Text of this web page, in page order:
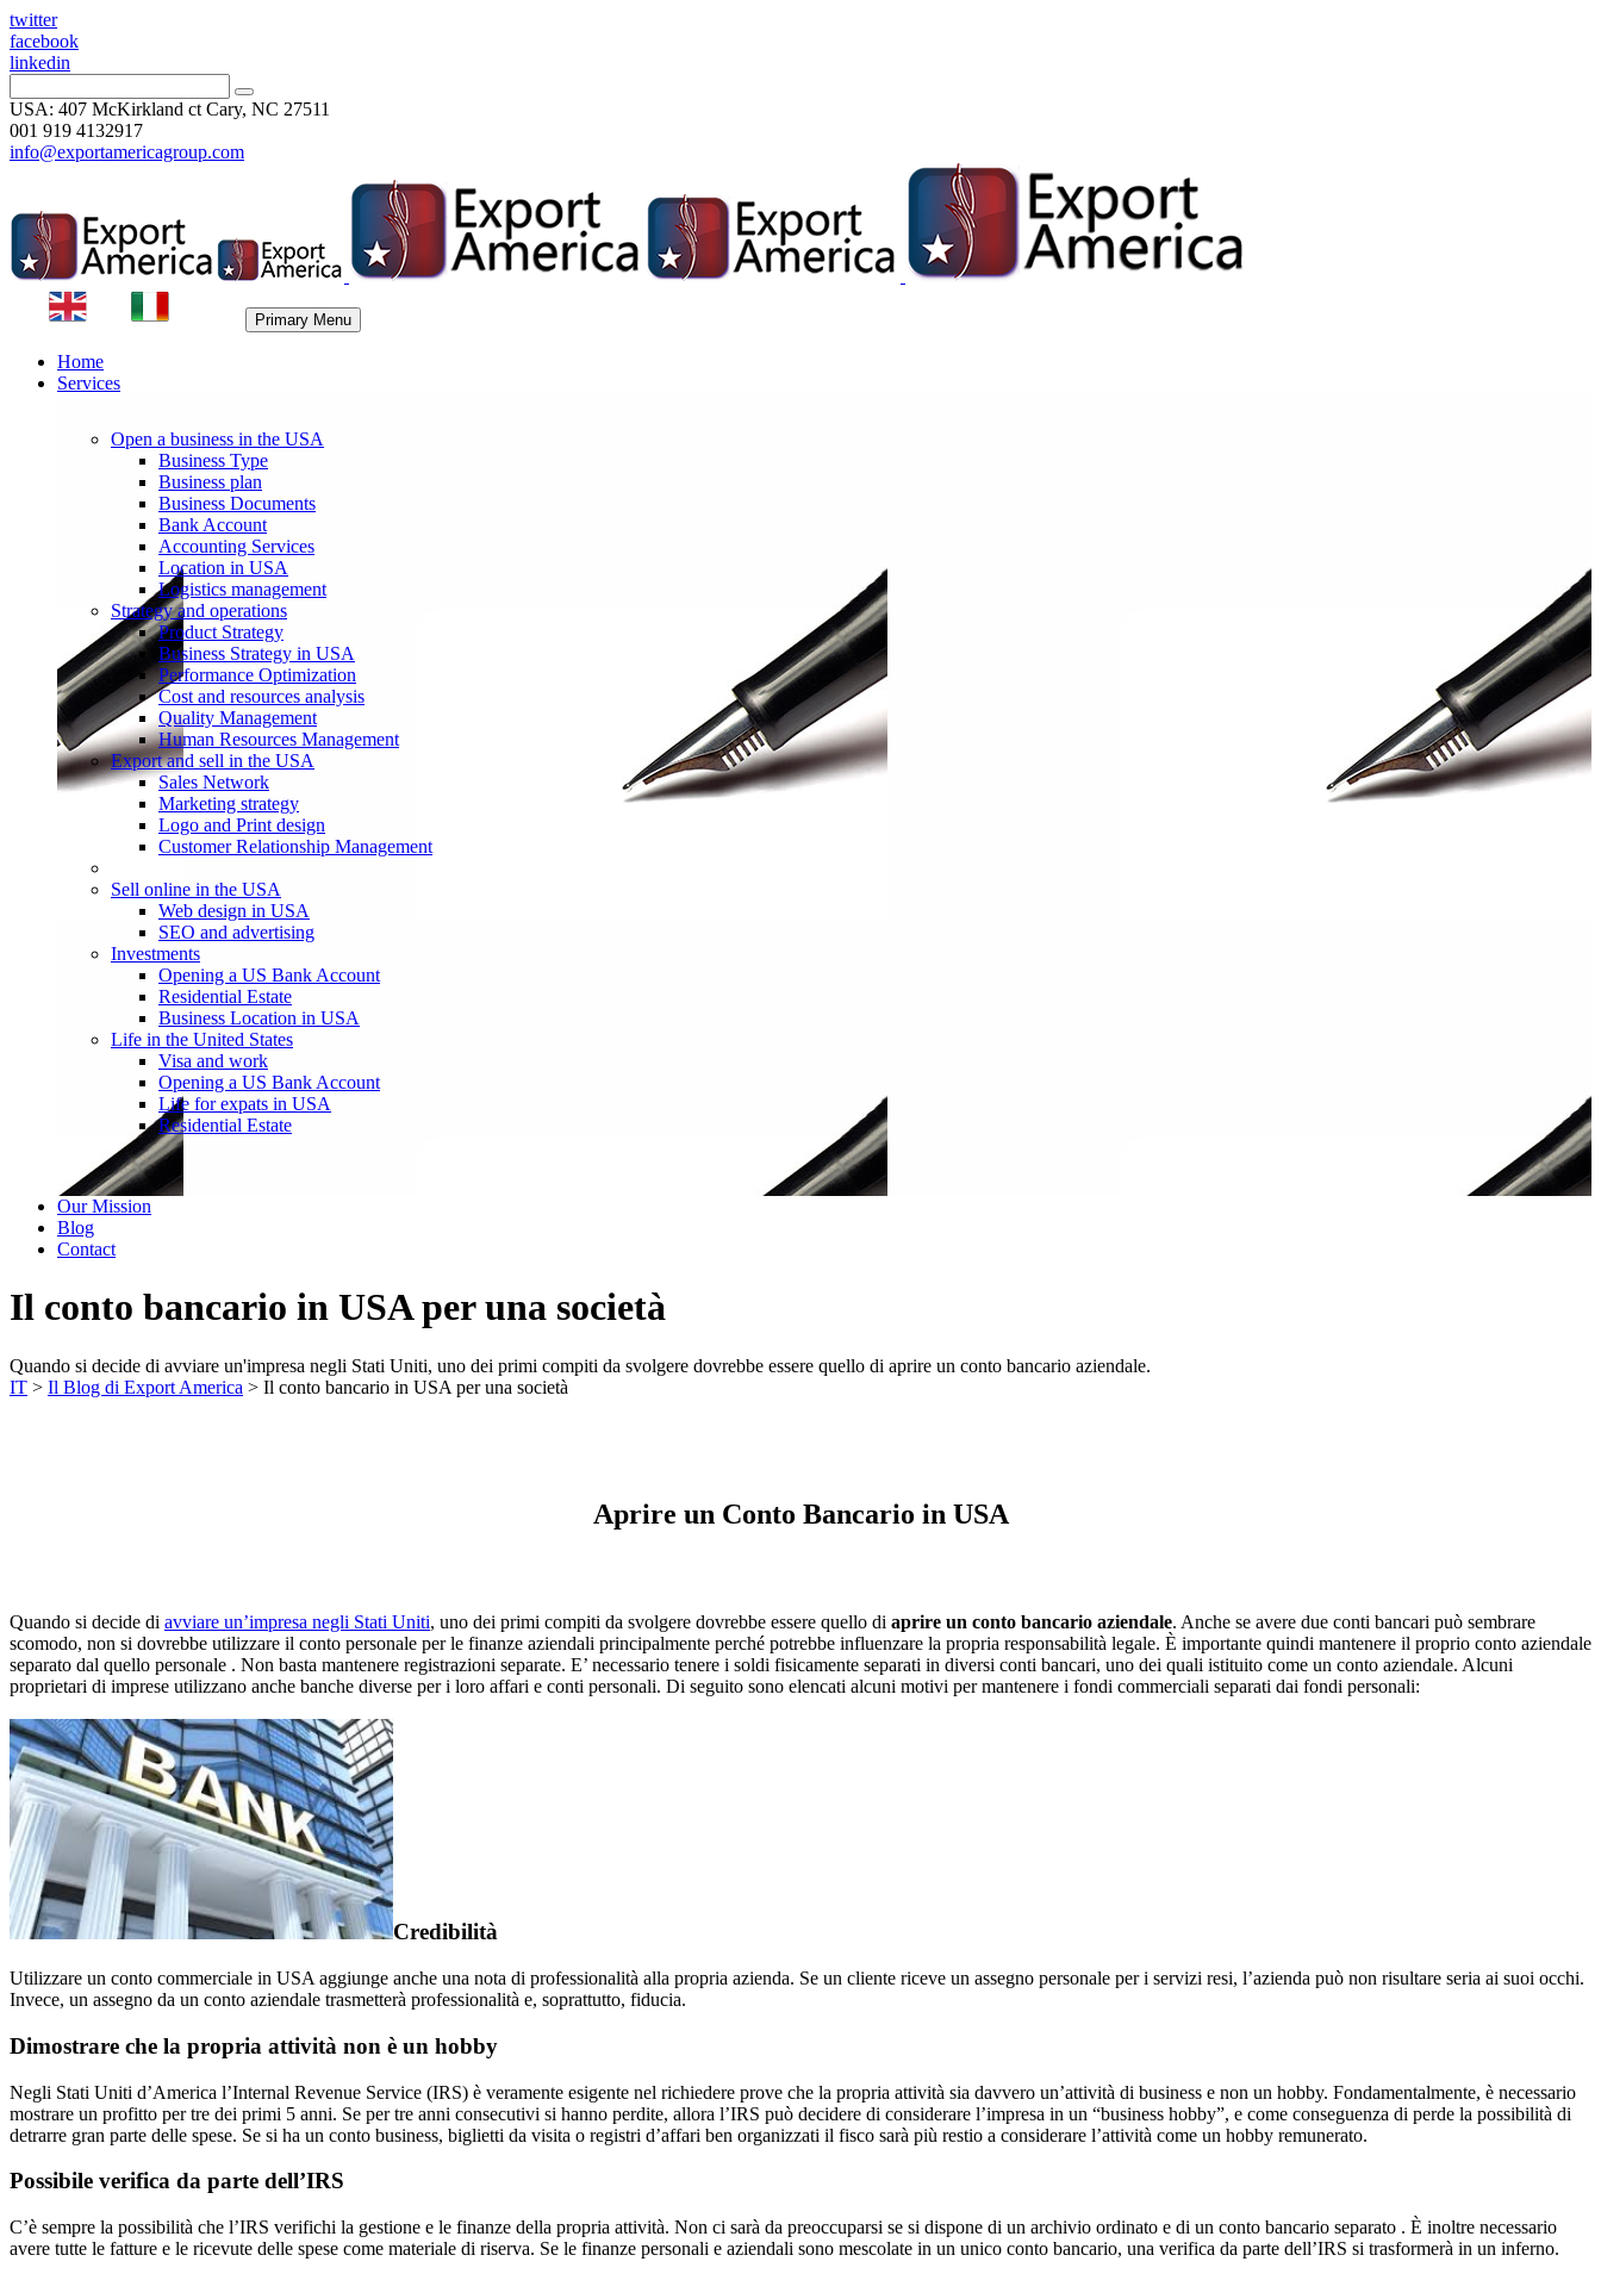
twitter
facebook
linkedin
USA: 407 McKirkland ct Cary, NC 27511
001 919 4132917
info@exportamericagroup.com
Primary Menu
Home
Services
Open a business in the USA
Business Type
Business plan
Business Documents
Bank Account
Accounting Services
Location in USA
Logistics management
Strategy and operations
Product Strategy
Business Strategy in USA
Performance Optimization
Cost and resources analysis
Quality Management
Human Resources Management
Export and sell in the USA
Sales Network
Marketing strategy
Logo and Print design
Customer Relationship Management
Sell online in the USA
Web design in USA
SEO and advertising
Investments
Opening a US Bank Account
Residential Estate
Business Location in USA
Life in the United States
Visa and work
Opening a US Bank Account
Life for expats in USA
Residential Estate
Our Mission
Blog
Contact
Il conto bancario in USA per una società
Quando si decide di avviare un'impresa negli Stati Uniti, uno dei primi compiti da svolgere dovrebbe essere quello di aprire un conto bancario aziendale.
IT > Il Blog di Export America > Il conto bancario in USA per una società
Aprire un Conto Bancario in USA
Quando si decide di avviare un’impresa negli Stati Uniti, uno dei primi compiti da svolgere dovrebbe essere quello di aprire un conto bancario aziendale. Anche se avere due conti bancari può sembrare
scomodo, non si dovrebbe utilizzare il conto personale per le finanze aziendali principalmente perché potrebbe influenzare la propria responsabilità legale. È importante quindi mantenere il proprio conto aziendale
separato dal quello personale . Non basta mantenere registrazioni separate. E’ necessario tenere i soldi fisicamente separati in diversi conti bancari, uno dei quali istituito come un conto aziendale. Alcuni
proprietari di imprese utilizzano anche banche diverse per i loro affari e conti personali. Di seguito sono elencati alcuni motivi per mantenere i fondi commerciali separati dai fondi personali:
Credibilità
Utilizzare un conto commerciale in USA aggiunge anche una nota di professionalità alla propria azienda. Se un cliente riceve un assegno personale per i servizi resi, l’azienda può non risultare seria ai suoi occhi.
Invece, un assegno da un conto aziendale trasmetterà professionalità e, soprattutto, fiducia.
Dimostrare che la propria attività non è un hobby
Negli Stati Uniti d’America l’Internal Revenue Service (IRS) è veramente esigente nel richiedere prove che la propria attività sia davvero un’attività di business e non un hobby. Fondamentalmente, è necessario
mostrare un profitto per tre dei primi 5 anni. Se per tre anni consecutivi si hanno perdite, allora l’IRS può decidere di considerare l’impresa in un “business hobby”, e come conseguenza di perde la possibilità di
detrarre gran parte delle spese. Se si ha un conto business, biglietti da visita o registri d’affari ben organizzati il fisco sarà più restio a considerare l’attività come un hobby remunerato.
Possibile verifica da parte dell’IRS
C’è sempre la possibilità che l’IRS verifichi la gestione e le finanze della propria attività. Non ci sarà da preoccuparsi se si dispone di un archivio ordinato e di un conto bancario separato . È inoltre necessario
avere tutte le fatture e le ricevute delle spese come materiale di riserva. Se le finanze personali e aziendali sono mescolate in un unico conto bancario, una verifica da parte dell’IRS si trasformerà in un inferno.